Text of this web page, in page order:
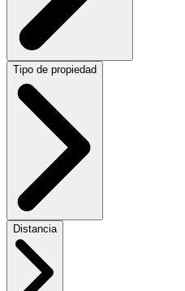
Tipo de propiedad
Distancia